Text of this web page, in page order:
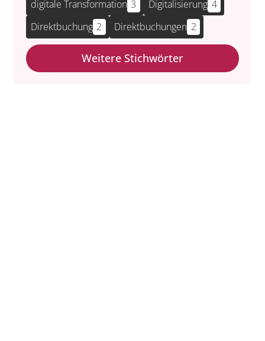
digitale Transformation 3 Digitalisierung 4
Direktbuchung 2 Direktbuchungen 2
Weitere Stichwörter